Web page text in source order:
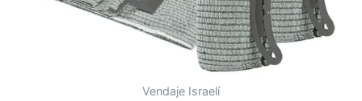
Vendaje Israelí